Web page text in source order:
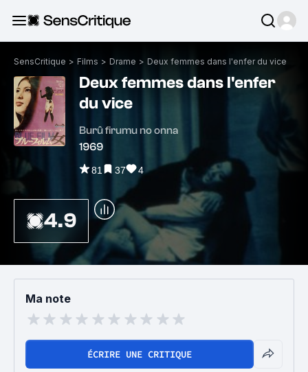
SensCritique > Films > Drame > Deux femmes dans l'enfer du vice
Deux femmes dans l'enfer
du vice
Burû firumu no onna
1969
81 37 4
4.9
Ma note
ÉCRIRE UNE CRITIQUE